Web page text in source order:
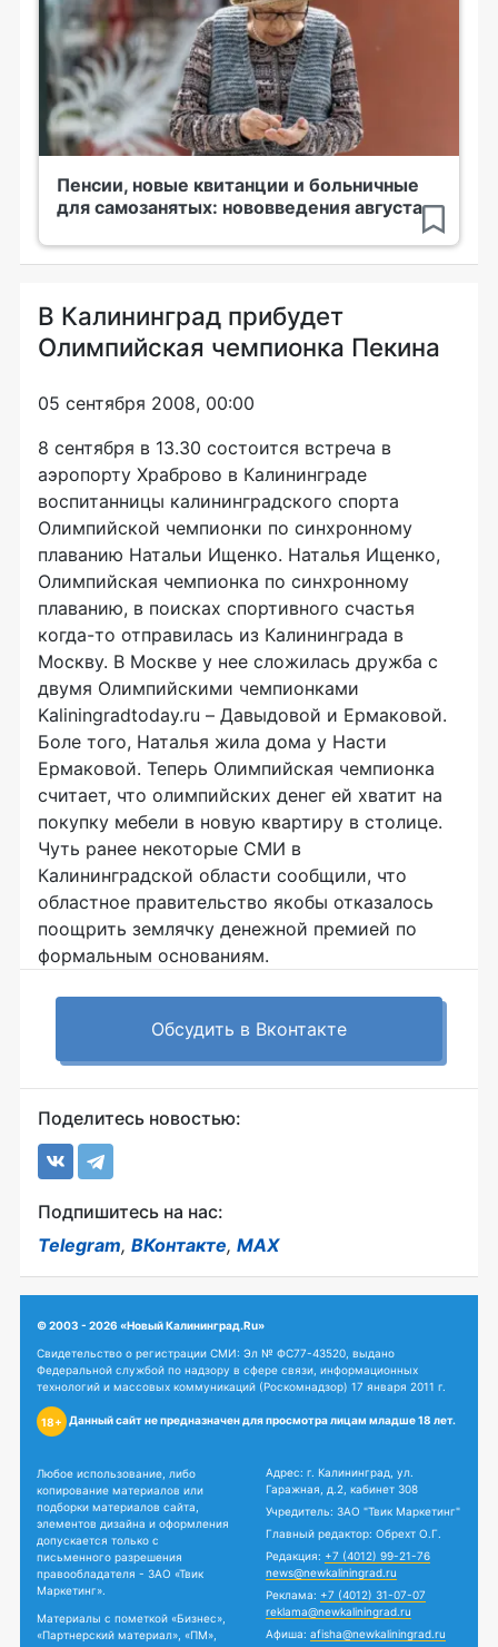
Пенсии, новые квитанции и больничные
для самозанятых: нововведения августа
В Калининград прибудет
Олимпийская чемпионка Пекина
05 сентября 2008, 00:00
8 сентября в 13.30 состоится встреча в
аэропорту Храброво в Калининграде
воспитанницы калининградского спорта
Олимпийской чемпионки по синхронному
плаванию Натальи Ищенко. Наталья Ищенко,
Олимпийская чемпионка по синхронному
плаванию, в поисках спортивного счастья
когда-то отправилась из Калининграда в
Москву. В Москве у нее сложилась дружба с
двумя Олимпийскими чемпионками
Kaliningradtoday.ru – Давыдовой и Ермаковой.
Боле того, Наталья жила дома у Насти
Ермаковой. Теперь Олимпийская чемпионка
считает, что олимпийских денег ей хватит на
покупку мебели в новую квартиру в столице.
Чуть ранее некоторые СМИ в
Калининградской области сообщили, что
областное правительство якобы отказалось
поощрить землячку денежной премией по
формальным основаниям.
Обсудить в Вконтакте
Поделитесь новостью:
Подпишитесь на нас:
Telegram, ВКонтакте, MAX
© 2003 - 2026 «Новый Калининград.Ru»
Свидетельство о регистрации СМИ: Эл № ФС77-43520, выдано
Федеральной службой по надзору в сфере связи, информационных
технологий и массовых коммуникаций (Роскомнадзор) 17 января 2011 г.
18+ Данный сайт не предназначен для просмотра лицам младше 18 лет.
Любое использование, либо
копирование материалов или
подборки материалов сайта,
элементов дизайна и оформления
допускается только с
письменного разрешения
правообладателя - ЗАО «Твик
Маркетинг».
Материалы с пометкой «Бизнес»,
«Партнерский материал», «ПМ»,
Адрес: г. Калининград, ул.
Гаражная, д.2, кабинет 308
Учредитель: ЗАО "Твик Маркетинг"
Главный редактор: Обрехт О.Г.
Редакция: +7 (4012) 99-21-76
news@newkaliningrad.ru
Реклама: +7 (4012) 31-07-07
reklama@newkaliningrad.ru
Афиша: afisha@newkaliningrad.ru